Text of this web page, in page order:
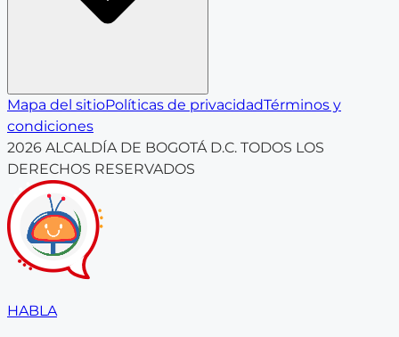
Mapa del sitioPolíticas de privacidadTérminos y
condiciones
2026 ALCALDÍA DE BOGOTÁ D.C. TODOS LOS
DERECHOS RESERVADOS
HABLA